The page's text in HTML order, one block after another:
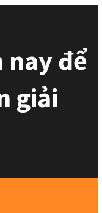
nay để
giải